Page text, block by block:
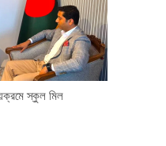
স্কুল মিল